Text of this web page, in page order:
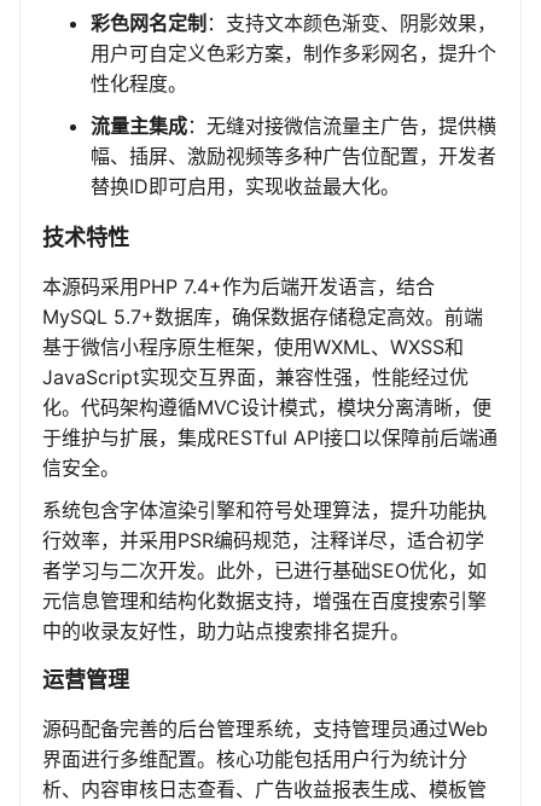
彩色网名定制 ：支持文本颜色渐变、阴影效果，
用户可自定义色彩方案，制作多彩网名，提升个
性化程度。
流量主集成：无缝对接微信流量主广告，提供横
幅、插屏、激励视频等多种广告位配置，开发者
替换ID即可启用，实现收益最大化。
技术特性
本源码采用PHP 7.4+作为后端开发语言，结合
MySQL 5.7+数据库，确保数据存储稳定高效。前端
基于微信小程序原生框架，使用WXML、WXSS和
JavaScript实现交互界面，兼容性强，性能经过优
化。代码架构遵循MVC设计模式，模块分离清晰，便
于维护与扩展，集成RESTful API接口以保障前后端通
信安全。
系统包含字体渲染引擎和符号处理算法，提升功能执
行效率，并采用PSR编码规范，注释详尽，适合初学
者学习与二次开发。此外，已进行基础SEO优化，如
元信息管理和结构化数据支持，增强在百度搜索引擎
中的收录友好性，助力站点搜索排名提升。
运营管理
源码配备完善的后台管理系统，支持管理员通过Web
界面进行多维配置。核心功能包括用户行为统计分
析、内容审核日志查看、广告收益报表生成、模板管